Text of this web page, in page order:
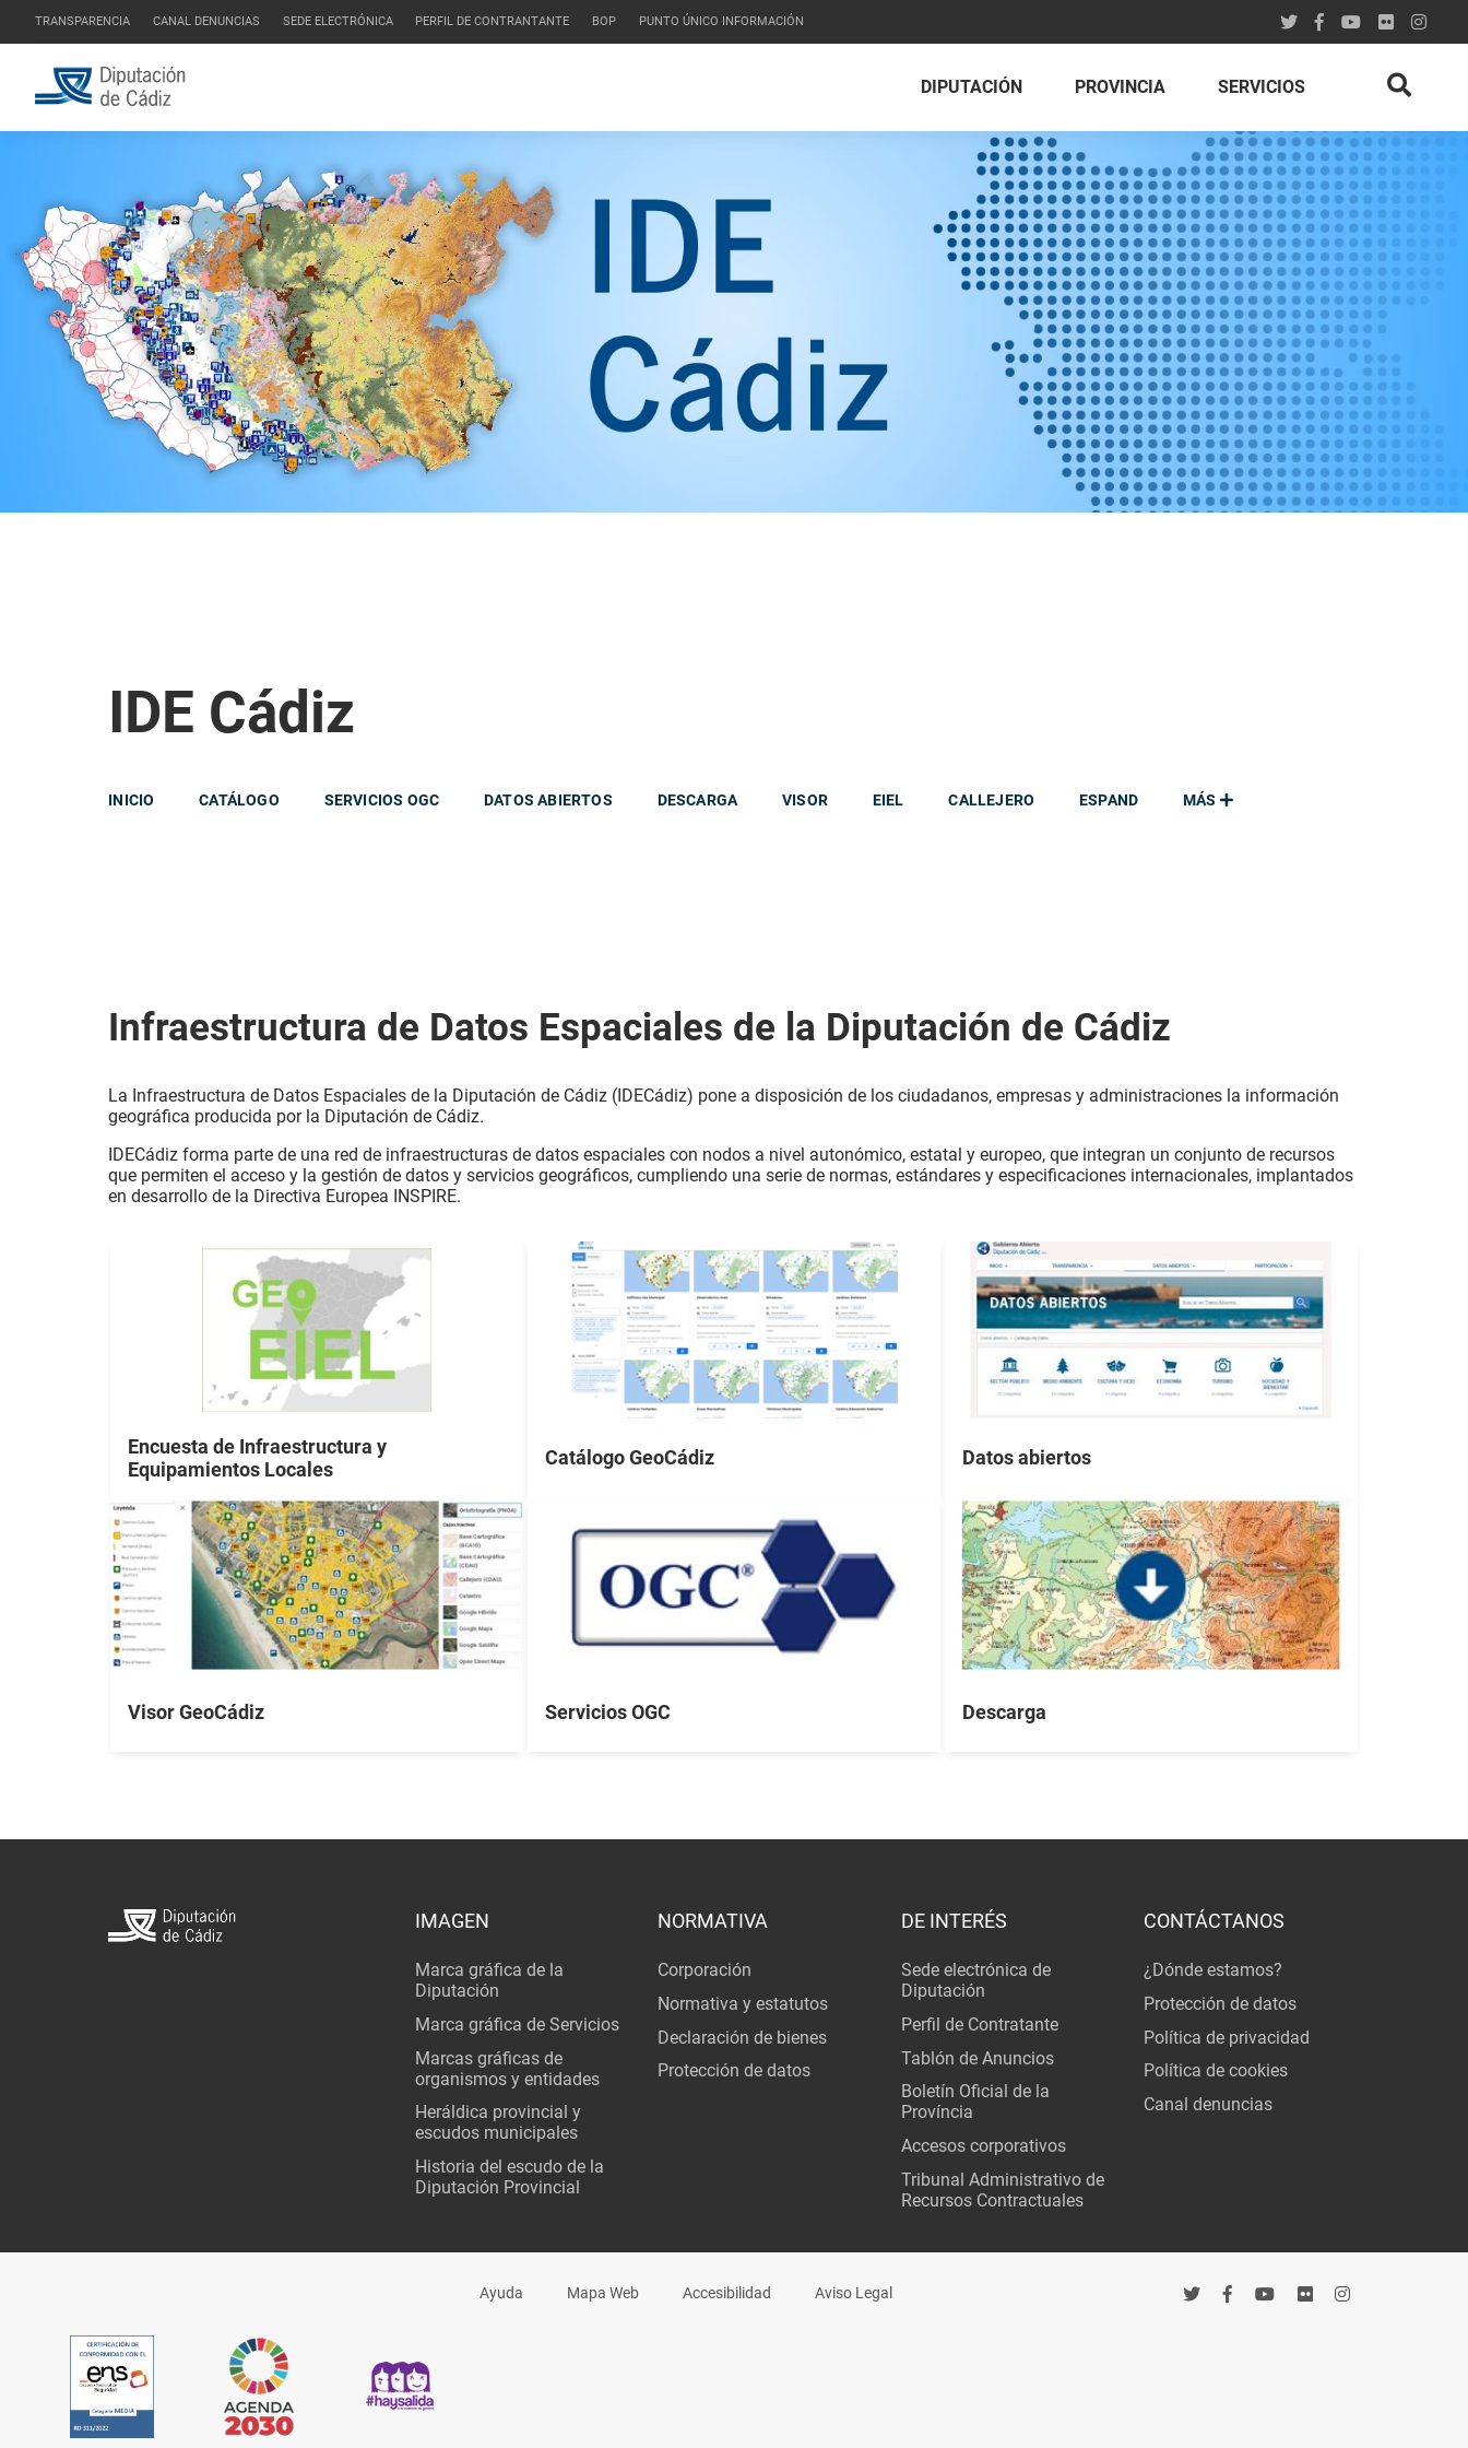
TRANSPARENCIA CANAL DENUNCIAS SEDE ELECTRÓNICA PERFIL DE CONTRANTANTE BOP PUNTO ÚNICO INFORMACIÓN
DIPUTACIÓN PROVINCIA SERVICIOS
IDE Cádiz
MÁS
INICIO CATÁLOGO SERVICIOS OGC DATOS ABIERTOS DESCARGA VISOR EIEL CALLEJERO ESPAND
Infraestructura de Datos Espaciales de la Diputación de Cádiz
La Infraestructura de Datos Espaciales de la Diputación de Cádiz (IDECádiz) pone a disposición de los ciudadanos, empresas y administraciones la información
geográfica producida por la Diputación de Cádiz.
IDECádiz forma parte de una red de infraestructuras de datos espaciales con nodos a nivel autonómico, estatal y europeo, que integran un conjunto de recursos
que permiten el acceso y la gestión de datos y servicios geográficos, cumpliendo una serie de normas, estándares y especificaciones internacionales, implantados
en desarrollo de la Directiva Europea INSPIRE.
Encuesta de Infraestructura y
Equipamientos Locales
Catálogo GeoCádiz Datos abiertos
Visor GeoCádiz Servicios OGC Descarga
IMAGEN
Marca gráfica de la
Diputación
Marca gráfica de Servicios
Marcas gráficas de
organismos y entidades
Heráldica provincial y
escudos municipales
Historia del escudo de la
Diputación Provincial
NORMATIVA
Corporación
Normativa y estatutos
Declaración de bienes
Protección de datos
DE INTERÉS
Sede electrónica de
Diputación
Perfil de Contratante
Tablón de Anuncios
Boletín Oficial de la
Província
Accesos corporativos
Tribunal Administrativo de
Recursos Contractuales
CONTÁCTANOS
¿Dónde estamos?
Protección de datos
Política de privacidad
Política de cookies
Canal denuncias
Ayuda Mapa Web Accesibilidad Aviso Legal